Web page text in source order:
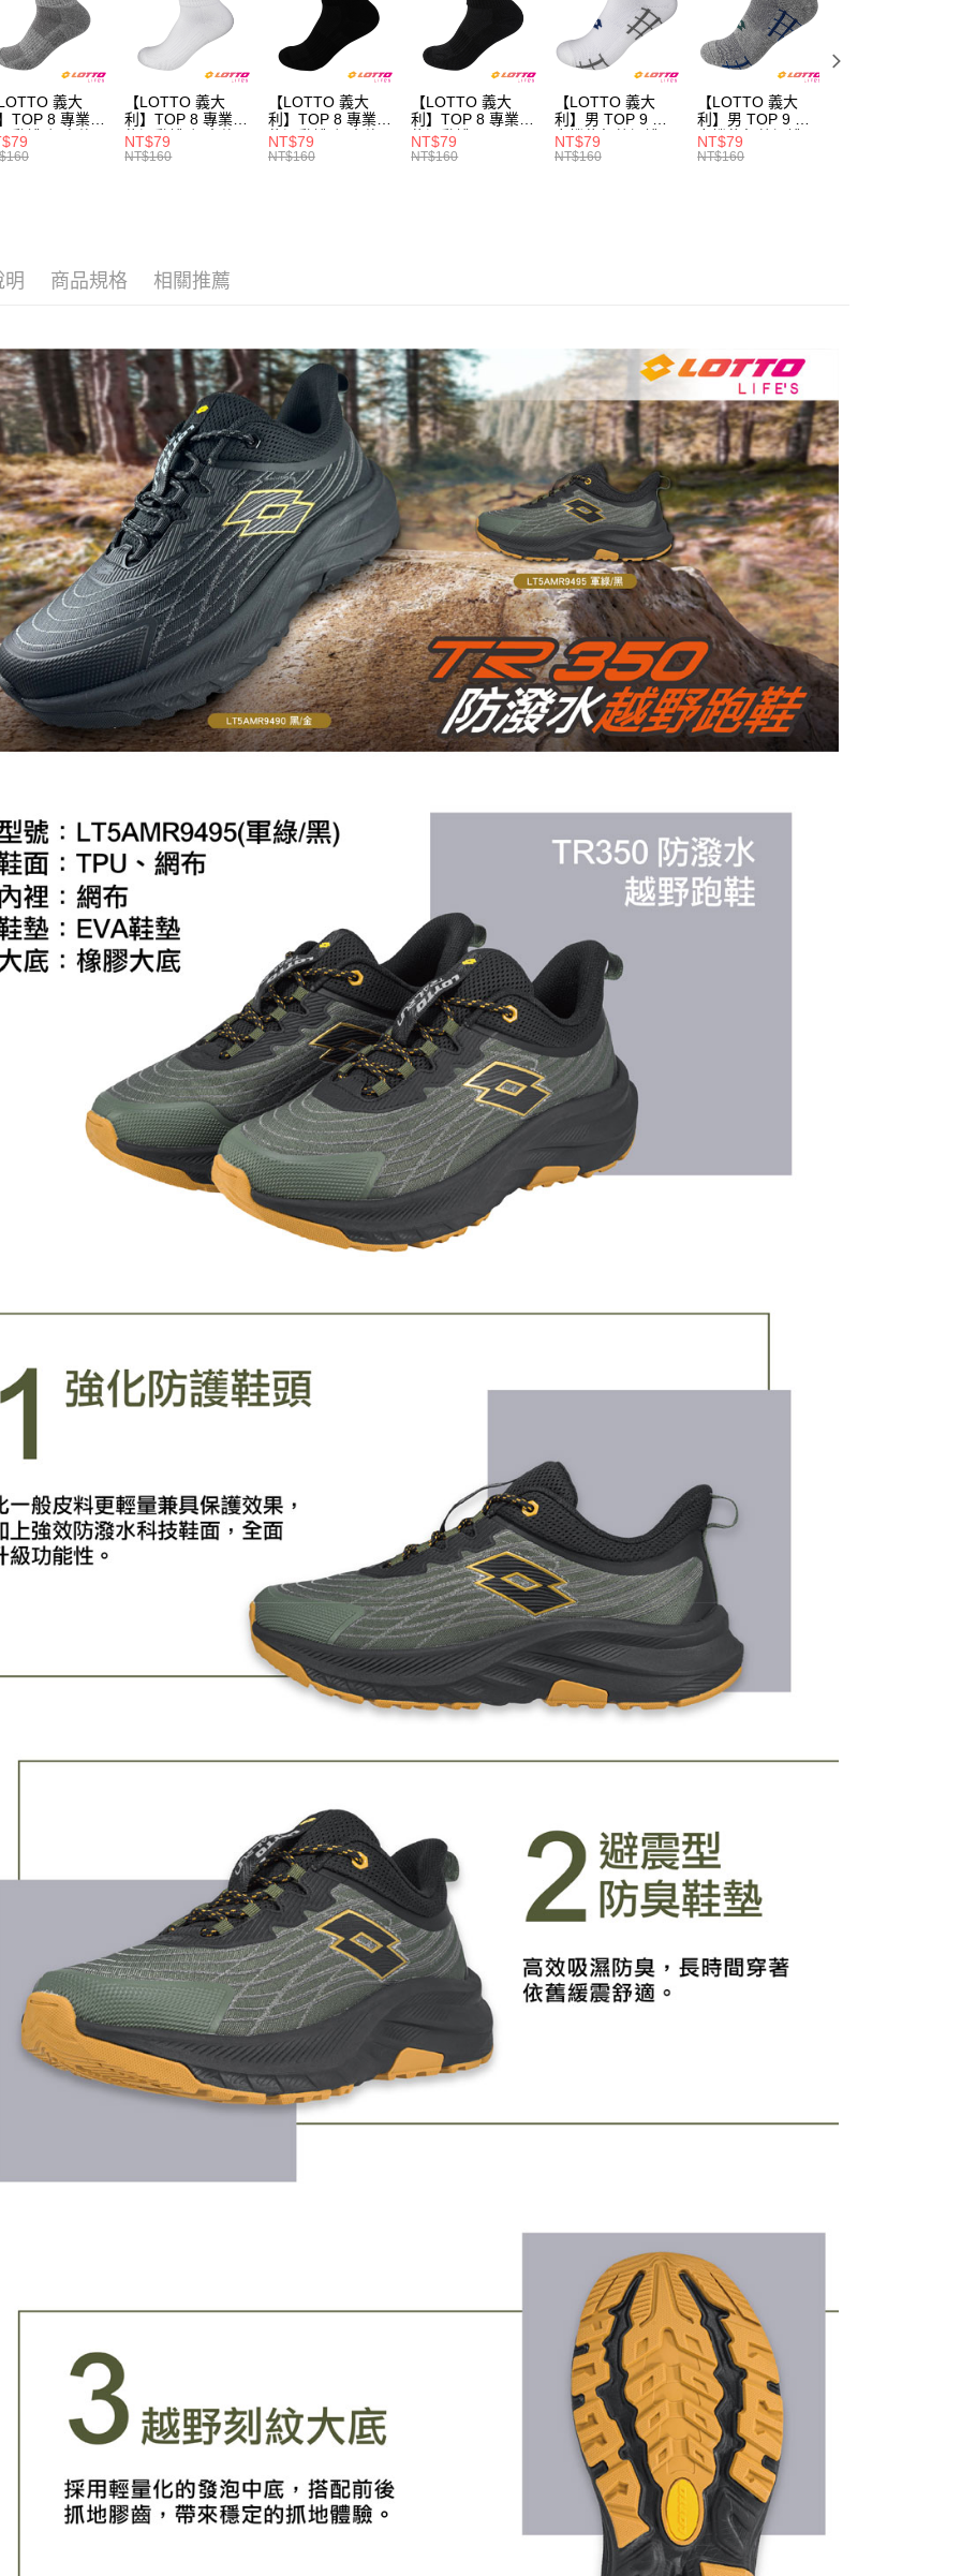
付款後7-11取貨
每筆NT$80，滿NT$1,500(含以上)免運費
宅配
每筆NT$80，滿NT$1,000(含以上)免運費
義大
TOP 8 專業機
動襪-加大款
-
【LOTTO 義大
利】TOP 8 專業機
能運動襪-加大款
(白/黑-
NT$79
NT$160
【LOTTO 義大
利】TOP 8 專業機
能運動襪-加大款
(黑/白-
NT$79
NT$160
【LOTTO 義大
利】TOP 8 專業機
能運動襪(黑/黑-
LT9CMW8860)
NT$79
NT$160
【LOTTO 義大
利】男 TOP 9 彈
力機能氣墊裸襪
(白-
NT$79
NT$160
【LOTTO 義大
利】男 TOP 9 彈
力機能氣墊裸襪
(灰-
NT$79
NT$160
明 商品規格 相關推薦